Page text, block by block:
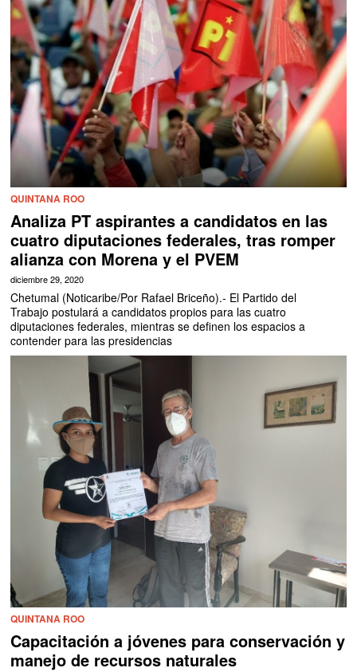
QUINTANA ROO
Analiza PT aspirantes a candidatos en las
cuatro diputaciones federales, tras romper
alianza con Morena y el PVEM
diciembre 29, 2020
Chetumal (Noticaribe/Por Rafael Briceño).- El Partido del
Trabajo postulará a candidatos propios para las cuatro
diputaciones federales, mientras se definen los espacios a
contender para las presidencias
QUINTANA ROO
Capacitación a jóvenes para conservación y
manejo de recursos naturales